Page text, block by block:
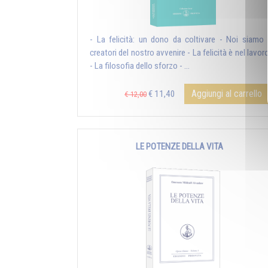
- La felicità: un dono da coltivare - Noi siamo i
creatori del nostro avvenire - La felicità è nel lavoro
- La filosofia dello sforzo - ...
€ 12,00 € 11,40 Aggiungi al carrello
LE POTENZE DELLA VITA